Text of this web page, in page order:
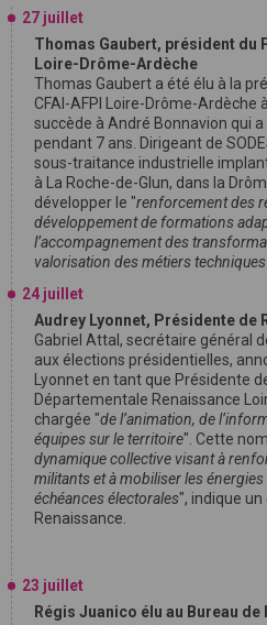
27 juillet
Thomas Gaubert, président du
Loire-Drôme-Ardèche
Thomas Gaubert a été élu à la
CFAI-AFPI Loire-Drôme-Ardèche
succède à André Bonnavion qui
pendant 7 ans. Dirigeant de
sous-traitance industrielle
à La Roche-de-Glun, dans la
développer le "renforcement des
développement de formations
l’accompagnement des
valorisation des métiers
24 juillet
Audrey Lyonnet, Présidente de
Gabriel Attal, secrétaire général
aux élections présidentielles,
Lyonnet en tant que Présidente
Départementale Renaissance
chargée "de l’animation, de
équipes sur le territoire". Cette
dynamique collective visant à
militants et à mobiliser les
échéances électorales", indique
Renaissance.
23 juillet
Régis Juanico élu au Bureau